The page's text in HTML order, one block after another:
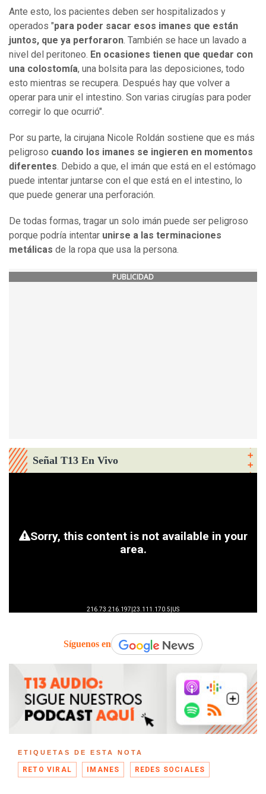
Ante esto, los pacientes deben ser hospitalizados y
operados "para poder sacar esos imanes que están
juntos, que ya perforaron. También se hace un lavado a
nivel del peritoneo. En ocasiones tienen que quedar con
una colostomía, una bolsita para las deposiciones, todo
esto mientras se recupera. Después hay que volver a
operar para unir el intestino. Son varias cirugías para poder
corregir lo que ocurrió".
Por su parte, la cirujana Nicole Roldán sostiene que es más
peligroso cuando los imanes se ingieren en momentos
diferentes. Debido a que, el imán que está en el estómago
puede intentar juntarse con el que está en el intestino, lo
que puede generar una perforación.
De todas formas, tragar un solo imán puede ser peligroso
porque podría intentar unirse a las terminaciones
metálicas de la ropa que usa la persona.
PUBLICIDAD
Señal T13 En Vivo
Síguenos en
ETIQUETAS DE ESTA NOTA
RETO VIRAL IMANES REDES SOCIALES